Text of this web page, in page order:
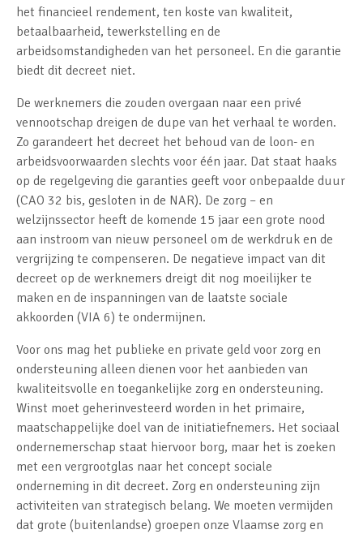
het financieel rendement, ten koste van kwaliteit,
betaalbaarheid, tewerkstelling en de
arbeidsomstandigheden van het personeel. En die garantie
biedt dit decreet niet.
De werknemers die zouden overgaan naar een privé
vennootschap dreigen de dupe van het verhaal te worden.
Zo garandeert het decreet het behoud van de loon- en
arbeidsvoorwaarden slechts voor één jaar. Dat staat haaks
op de regelgeving die garanties geeft voor onbepaalde duur
(CAO 32 bis, gesloten in de NAR). De zorg – en
welzijnssector heeft de komende 15 jaar een grote nood
aan instroom van nieuw personeel om de werkdruk en de
vergrijzing te compenseren. De negatieve impact van dit
decreet op de werknemers dreigt dit nog moeilijker te
maken en de inspanningen van de laatste sociale
akkoorden (VIA 6) te ondermijnen.
Voor ons mag het publieke en private geld voor zorg en
ondersteuning alleen dienen voor het aanbieden van
kwaliteitsvolle en toegankelijke zorg en ondersteuning.
Winst moet geherinvesteerd worden in het primaire,
maatschappelijke doel van de initiatiefnemers. Het sociaal
ondernemerschap staat hiervoor borg, maar het is zoeken
met een vergrootglas naar het concept sociale
onderneming in dit decreet. Zorg en ondersteuning zijn
activiteiten van strategisch belang. We moeten vermijden
dat grote (buitenlandse) groepen onze Vlaamse zorg en